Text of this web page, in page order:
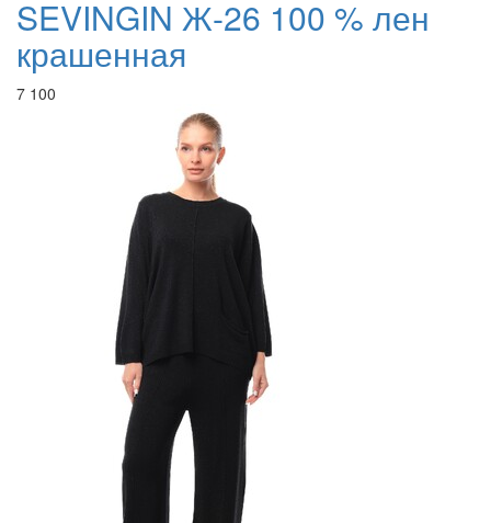
SEVINGIN Ж-26 100 % лен
крашенная
7 100